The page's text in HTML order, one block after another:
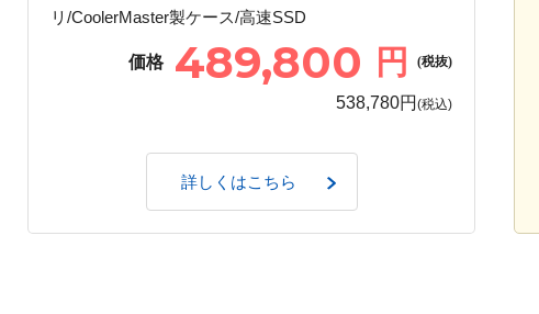
リ/CoolerMaster製ケース/高速SSD
価格 489,800 円 (税抜)
538,780円 (税込)
詳しくはこちら